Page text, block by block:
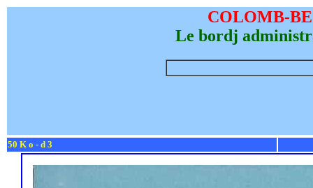
COLOMB-
Le bordj
50 K o - d 3